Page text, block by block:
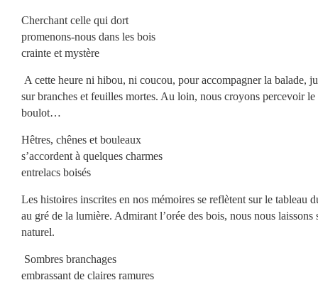
Cherchant celle qui dort
promenons-nous dans les bois
crainte et mystère
A cette heure ni hibou, ni coucou, pour accompagner la balade,
sur branches et feuilles mortes. Au loin, nous croyons percevoir le
boulot…
Hêtres, chênes et bouleaux
s’accordent à quelques charmes
entrelacs boisés
Les histoires inscrites en nos mémoires se reflètent sur le tableau
au gré de la lumière. Admirant l’orée des bois, nous nous
naturel.
Sombres branchages
embrassant de claires ramures